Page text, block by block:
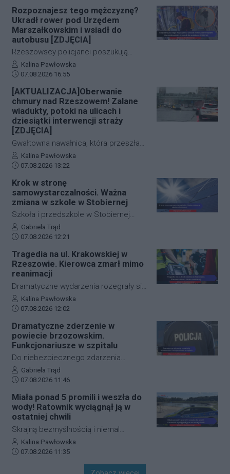
Rozpoznajesz tego mężczyznę?
Ukradł rower pod Urzędem
Marszałkowskim i wsiadł do
autobusu [ZDJĘCIA]
Rzeszowscy policjanci poszukują
sprawcy kradzieży roweru marki Kross
o wartości około 1500 złotych. Do
zdarzenia doszło w ścisłym centrum
miasta – pod Urzędem
Marszałkowskim przy al. Cieplińskiego.
Złodziej ze skradzionym jednośladem
wsiadł do autobusu MPK linii 28. Jego
wizerunek zarejestrowały kamery
monitoringu, a policja apeluje o pomoc
w identyfikacji mężczyzny.
Autor artykułu:
Kalina Pawłowska
Data dodania artykułu:
07.08.2026 16:55
[AKTUALIZACJA]Oberwanie
chmury nad Rzeszowem! Zalane
wiadukty, potoki na ulicach i
dziesiątki interwencji straży
[ZDJĘCIA]
Gwałtowna nawałnica, która przeszła
nad Rzeszowem tuż po godzinie 12:00,
w kilka minut sparaliżowała ruch w
rwące potoki ulice, zalane wiadukty i
wybijające studzienki kanalizacyjne
odcięły od świata kluczowe arterie.
Podkarpaccy strażacy wyjeżdżali do
akcji już blisko 70 razy! Mamy dla Was
Autor artykułu:
Kalina Pawłowska
Data dodania artykułu:
07.08.2026 13:22
Krok w stronę
samowystarczalności. Ważna
zmiana w szkole w Stobiernej
Szkoła i przedszkole w Stobiernej
przejdą technologiczną transformację,
która znacząco wpłynie na budżet
Trzebownisko oficjalnie
przypieczętowała umowę z wykonawcą
na realizację nowoczesnego systemu
zasilania. Dzięki nowej inwestycji
placówka nie tylko ograniczy pobór
bezpieczeństwo energetyczne.
Autor artykułu:
Gabriela Trąd
Data dodania artykułu:
07.08.2026 12:21
Tragedia na ul. Krakowskiej w
Rzeszowie. Kierowca zmarł mimo
reanimacji
Dramatyczne wydarzenia rozegrały się
w piątkowy poranek na jednej z
najważniejszych arterii
samochodu osobowego
prawdopodobnie doznał nagłego
zatrzymania krążenia w trakcie jazdy.
Mimo błyskawicznej reakcji patroli
policji, strażaków oraz ratowników
mężczyzny nie udało się uratować.
Autor artykułu:
Kalina Pawłowska
Data dodania artykułu:
07.08.2026 12:02
Dramatyczne zderzenie w
powiecie brzozowskim.
Funkcjonariusze w szpitalu
Do niebezpiecznego zdarzenia
drogowego doszło w piątek rano w
Starej Wsi (powiat brzozowski). W
wyniku najechania na tył radiowozu,
dwóch funkcjonariuszy policji
wymagało pomocy medycznej i
zostało przewiezionych do szpitala.
Autor artykułu:
Gabriela Trąd
Data dodania artykułu:
07.08.2026 11:46
Miała ponad 5 promili i weszła do
wody! Ratownik wyciągnął ją w
ostatniej chwili
Skrajną bezmyślnością i niemal
śmiertelną dawką alkoholu wykazała się
36-letnia mieszkanka gminy Cieszanów.
Kobieta weszła do wody na
Autor artykułu:
Kalina Pawłowska
Data dodania artykułu:
07.08.2026 11:35